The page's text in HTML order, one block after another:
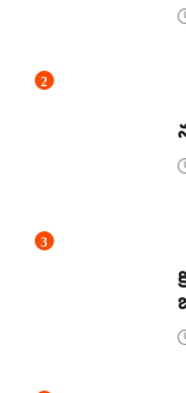
2
3